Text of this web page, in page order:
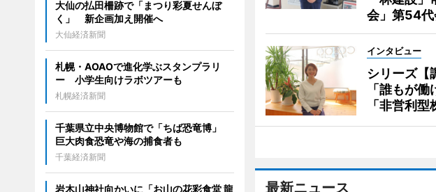
会」第54
インタビュー
シリーズ【
「誰もが
「非営利
最新ニュース
大仙の払田柵跡で「まつり彩夏せんぼ
く」 新企画加え開催へ
大仙経済新聞
札幌・AOAOで進化学ぶスタンプラリ
ー 小学生向けラボツアーも
札幌経済新聞
千葉県立中央博物館で「ちば恐竜博」
巨大肉食恐竜や海の捕食者も
千葉経済新聞
岩木山神社向かいに「お山の花彩食堂 龍